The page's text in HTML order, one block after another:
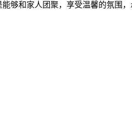
够和家人团聚，享受温馨的氛围